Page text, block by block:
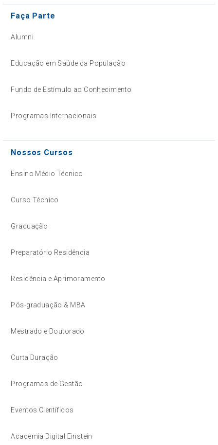
Faça Parte
Alumni
Educação em Saúde da População
Fundo de Estímulo ao Conhecimento
Programas Internacionais
Nossos Cursos
Ensino Médio Técnico
Curso Técnico
Graduação
Preparatório Residência
Residência e Aprimoramento
Pós-graduação & MBA
Mestrado e Doutorado
Curta Duração
Programas de Gestão
Eventos Científicos
Academia Digital Einstein